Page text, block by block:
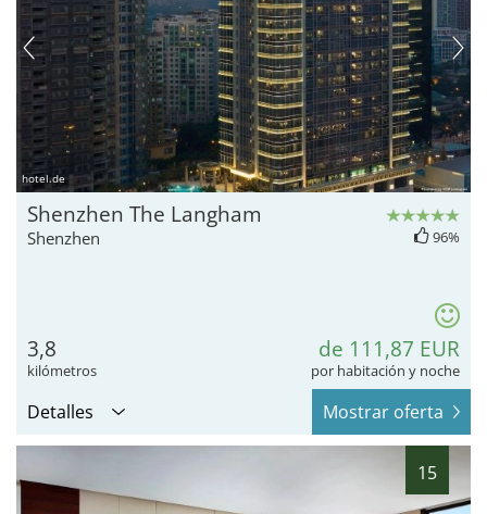
hotel.de
Shenzhen The Langham
Shenzhen 96%
3,8
kilómetros
de 111,87 EUR
por habitación y noche
Detalles Mostrar oferta
15